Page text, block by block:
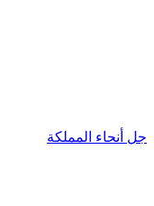
جل أنحاء المملكة